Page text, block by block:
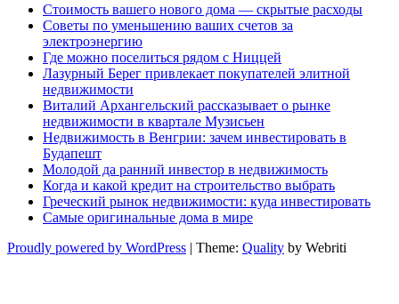
Стоимость вашего нового дома — скрытые расходы
Советы по уменьшению ваших счетов за
электроэнергию
Где можно поселиться рядом с Ниццей
Лазурный Берег привлекает покупателей элитной
недвижимости
Виталий Архангельский рассказывает о рынке
недвижимости в квартале Музисьен
Недвижимость в Венгрии: зачем инвестировать в
Будапешт
Молодой да ранний инвестор в недвижимость
Когда и какой кредит на строительство выбрать
Греческий рынок недвижимости: куда инвестировать
Самые оригинальные дома в мире
Proudly powered by WordPress | Theme: Quality by Webriti